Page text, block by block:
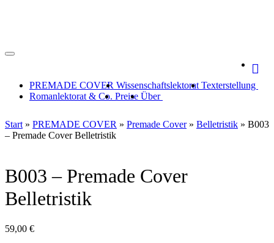
PREMADE COVER Wissenschaftslektorat Texterstellung
Romanlektorat & Co. Preise Über
Start » PREMADE COVER » Premade Cover » Belletristik » B003
– Premade Cover Belletristik
B003 – Premade Cover
Belletristik
59,00 €